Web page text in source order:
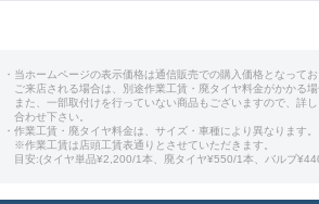
・当ホームページの表示価格は通信販売での購入価格となってお
ご来店される場合は、別途作業工賃・廃タイヤ料金がかかる場
また、一部取付けを行っていない商品もございますので、詳
合わせ下さい。
・作業工賃・廃タイヤ料金は、サイズ・車種により異なります。
※作業工賃は店頭工賃表通りとさせていただきます。
目安:(タイヤ単品¥2,200/1本、廃タイヤ¥550/1本、バルブ